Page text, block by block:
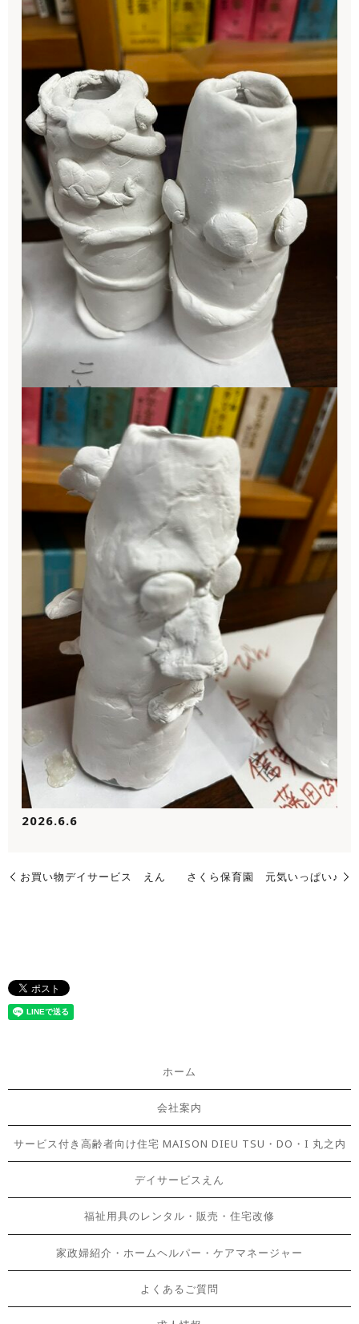
2026.6.6
お買い物デイサービス えん さくら保育園 元気いっぱい♪
ホーム
会社案内
サービス付き高齢者向け住宅 MAISON DIEU TSU・DO・I 丸之内
デイサービスえん
福祉用具のレンタル・販売・住宅改修
家政婦紹介・ホームヘルパー・ケアマネージャー
よくあるご質問